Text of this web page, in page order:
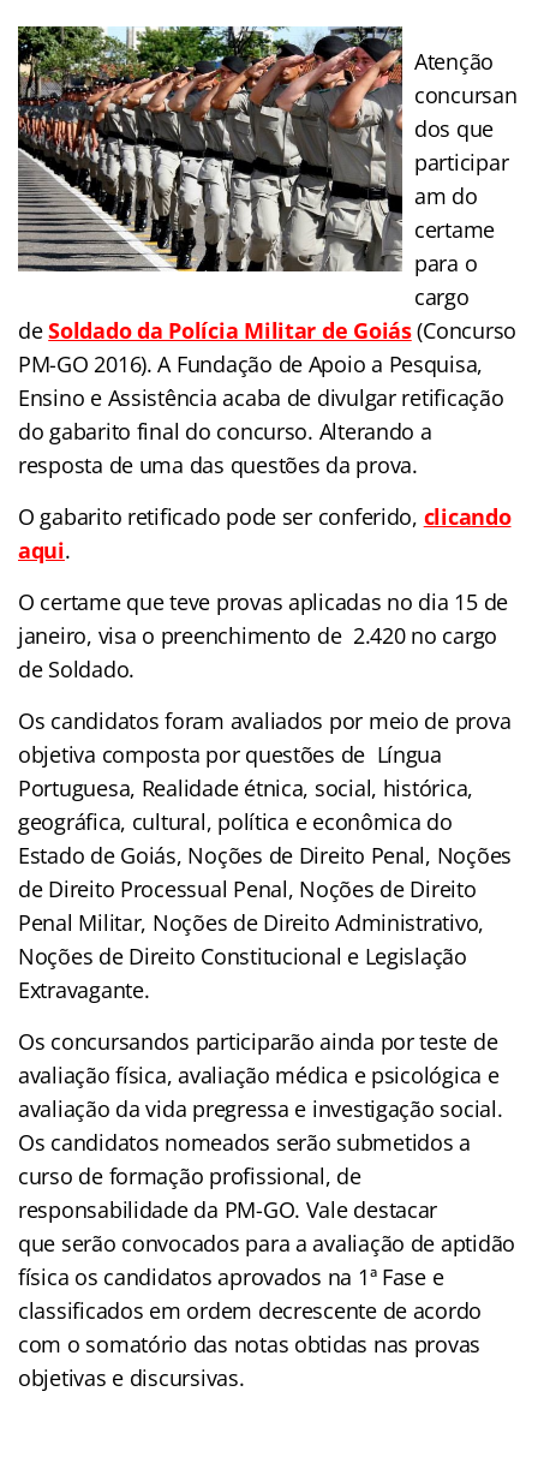
Atenção
concursan
dos que
participar
am do
certame
para o
cargo
deSoldado da Polícia Militar de Goiás(Concurso
PM-GO 2016). A Fundação de Apoio a Pesquisa,
Ensino e Assistência acaba de divulgar retificação
do gabarito final do concurso. Alterando a
resposta de uma das questões da prova.
O gabarito retificado pode ser conferido, clicando
aqui.
O certame que teve provas aplicadas no dia 15 de
janeiro, visa o preenchimento de 2.420 no cargo
de Soldado.
Os candidatos foram avaliados por meio de prova
objetiva composta por questões de Língua
Portuguesa, Realidade étnica, social, histórica,
geográfica, cultural, política e econômica do
Estado de Goiás, Noções de Direito Penal, Noções
de Direito Processual Penal, Noções de Direito
Penal Militar, Noções de Direito Administrativo,
Noções de Direito Constitucional e Legislação
Extravagante.
Os concursandos participarão ainda por teste de
avaliação física, avaliação médica e psicológica e
avaliação da vida pregressa e investigação social.
Os candidatos nomeados serão submetidos a
curso de formação profissional, de
responsabilidade da PM-GO. Vale destacar
que serão convocados para a avaliação de aptidão
física os candidatos aprovados na 1ª Fase e
classificados em ordem decrescente de acordo
com o somatório das notas obtidas nas provas
objetivas e discursivas.